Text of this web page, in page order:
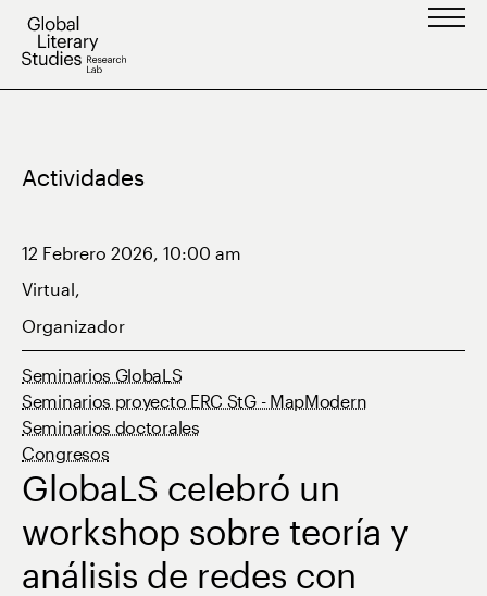
Saltar
contenido
Actividades
12 Febrero 2026, 10:00 am
Virtual,
Organizador
Seminarios GlobaLS
Seminarios proyecto ERC StG - MapModern
Seminarios doctorales
Congresos
GlobaLS celebró un
workshop sobre teoría y
análisis de redes con